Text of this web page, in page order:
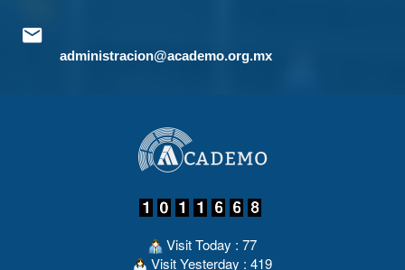
administracion@academo.org.mx
Visit Today : 77
Visit Yesterday : 419